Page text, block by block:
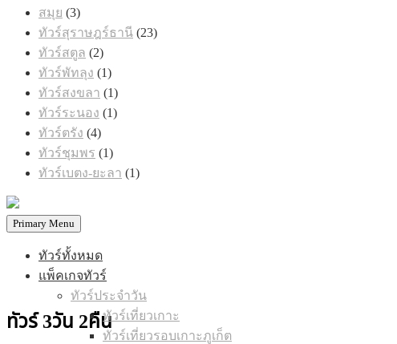
สมุย 33
สินค้า
ทัวร์สุราษฎร์ธานี 2323
ทัวร์สตูล 22
สินค้า
ทัวร์พัทลุง 11
สินค้า
ทัวร์สงขลา 11
สินค้า
ทัวร์ระนอง 11
ทัวร์ตรัง 44
สินค้า
ทัวร์ชุมพร 11
สินค้า
ทัวร์เบตง-ยะลา 11
Primary Menu
ทัวร์ทั้งหมด
แพ็คเกจทัวร์
ทัวร์ประจำวัน
ทัวร์เที่ยวเกาะ
ทัวร์เที่ยวรอบเกาะภูเก็ต
ทัวร์ 3วัน 2คืน